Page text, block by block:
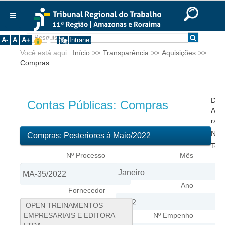
Ir para o rodapé
English
Português Español
A- A A+ Intranet
Institucional
Histórico
Presidência
Composição
Desembargadores
Seções Especializadas
Varas do Trabalho
Juízes Interior
Você está aqui: Início >> Transparência >> Aquisições >>
Compras
Contas Públicas: Compras
Compras: Posteriores à Maio/2022
Nº Processo
Fornecedor
Mês
Ano
Nº Empenho
Ato